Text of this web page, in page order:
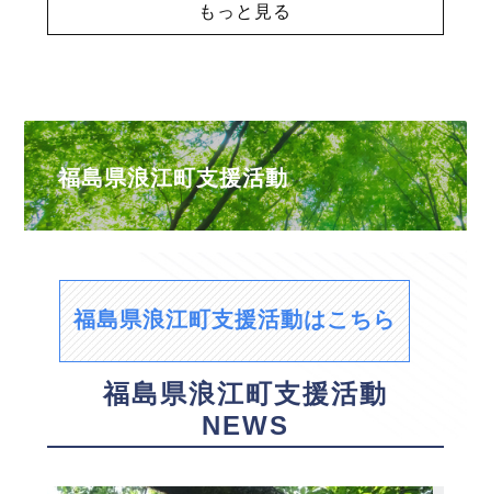
もっと見る
福島県浪江町支援活動
福島県浪江町支援活動はこちら
福島県浪江町支援活動
NEWS